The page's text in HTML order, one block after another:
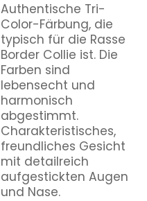
Authentische Tri-
Color-Färbung, die
typisch für die Rasse
Border Collie ist. Die
Farben sind
lebensecht und
harmonisch
abgestimmt.
Charakteristisches,
freundliches Gesicht
mit detailreich
aufgestickten Augen
und Nase.